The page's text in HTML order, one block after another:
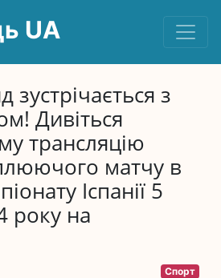
UA
з
Дивіться
трансляцію
матчу в
Іспанії 5
року на
Спорт